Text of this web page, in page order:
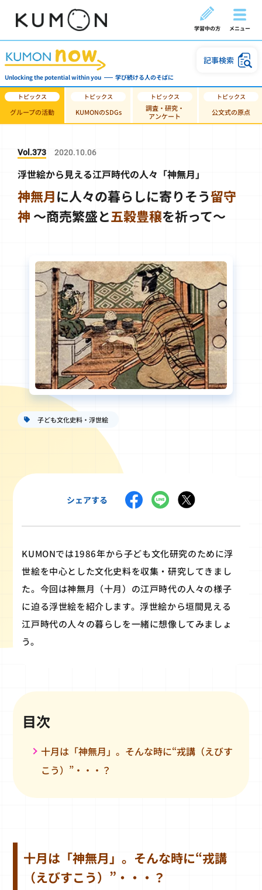
学習中の方 メニュー
Unlocking the potential within you 学び続ける人のそばに
記事検索
グループの活動 KUMONのSDGs
調査・研究・
アンケート
公文式の原点
Vol.373 2020.10.06
浮世絵から見える江戸時代の人々「神無月」
神無月に人々の暮らしに寄りそう留守
神 ～商売繁盛と五穀豊穣を祈って～
子ども文化史料・浮世絵
シェアする
KUMONでは1986年から子ども文化研究のために浮
世絵を中心とした文化史料を収集・研究してきまし
た。今回は神無月（十月）の江戸時代の人々の様子
に迫る浮世絵を紹介します。浮世絵から垣間見える
江戸時代の人々の暮らしを一緒に想像してみましょ
う。
目次
十月は「神無月」。そんな時に“戎講（えびす
こう）”・・・？
十月は「神無月」。そんな時に“戎講
（えびすこう）”・・・？